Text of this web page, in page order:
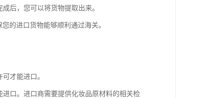
后，您可以将货物提取出来。
的进口货物能够顺利通过海关。
才能进口。
口。进口商需要提供化妆品原材料的相关检